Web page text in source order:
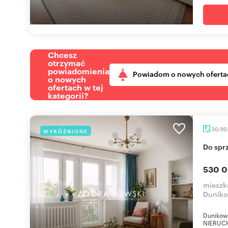
Chcesz
otrzymać
powiadomienia
o nowych
ofertach w tej
kategorii?
Powiadom o nowych
WYRÓŻNIONE 30,90
Do
530